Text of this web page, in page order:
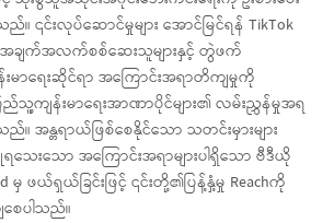
၎င်းလုပ်ဆောင်မှုများ အောင်မြင်ရန် TikTok
က်အလက်စစ်ဆေးသူများနှင့် တွဲဖက်
းမာရေးဆိုင်ရာ အကြောင်းအရာတိကျမှုကို
ကျန်းမာရေးအာဏာပိုင်များ၏ လမ်းညွှန်မှုအရ
အန္တရာယ်ဖြစ်စေနိုင်သော သတင်းမှားများ
သော အကြောင်းအရာများပါရှိသော ဗီဒီယို
မှ ဖယ်ရှယ်ခြင်းဖြင့် ၎င်းတို့၏ပြန့်နှံ့မှု Reachကို
ေပါသည်။